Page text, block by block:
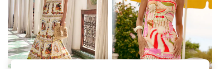
Sandals & Sliders
Jumpsuits & Playsuits
Shorts & Skirts
Sun Safe
Sun Hats & Caps
Sunglasses
Women's Holiday Shop